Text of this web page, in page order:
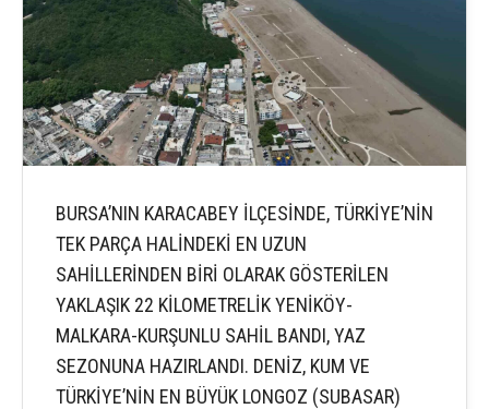
BURSA’NIN KARACABEY İLÇESİNDE, TÜRKİYE’NİN
TEK PARÇA HALİNDEKİ EN UZUN
SAHİLLERİNDEN BİRİ OLARAK GÖSTERİLEN
YAKLAŞIK 22 KİLOMETRELİK YENİKÖY-
MALKARA-KURŞUNLU SAHİL BANDI, YAZ
SEZONUNA HAZIRLANDI. DENİZ, KUM VE
TÜRKİYE’NİN EN BÜYÜK LONGOZ (SUBASAR)